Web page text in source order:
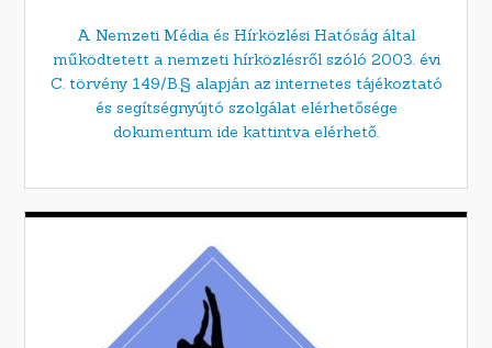
A Nemzeti Média és Hírközlési Hatóság által
működtetett a nemzeti hírközlésről szóló 2003. évi
C. törvény 149/B.§ alapján az internetes tájékoztató
és segítségnyújtó szolgálat elérhetősége
dokumentum ide kattintva elérhető.